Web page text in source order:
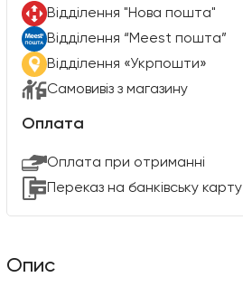
Вiддiлення "Нова пошта"
Вiддiлення “Meest пошта”
Відділення «Укрпошти»
Самовивіз з магазину
Оплата
Оплата при отриманні
Переказ на банківську карту
Опис